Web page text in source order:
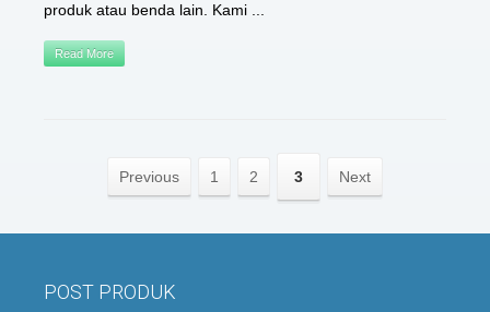
produk atau benda lain. Kami ...
Read More
Previous 1 2 3 Next
POST PRODUK